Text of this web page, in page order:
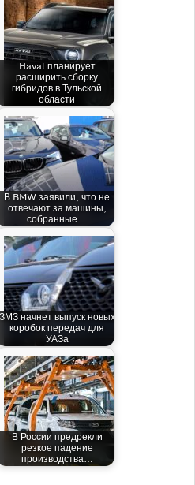
Haval планирует
расширить сборку
гибридов в Тульской
области
В BMW заявили, что не
отвечают за машины,
собранные…
ЗМЗ начнет выпуск новых
коробок передач для
УАЗа
В России предрекли
резкое падение
производства…